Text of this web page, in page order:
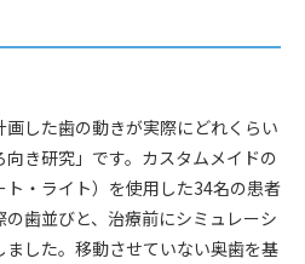
した歯の動きが実際にどれくらい
き研究」です。カスタムメイドの
・ライト）を使用した34名の患者
歯並びと、治療前にシミュレーシ
ました。移動させていない奥歯を基